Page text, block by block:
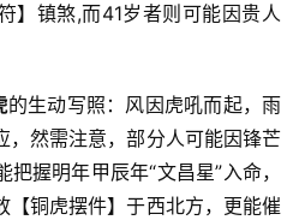
】镇煞,而41岁者则可能因贵人
的生动写照：风因虎吼而起，雨
，然需注意，部分人可能因锋芒
握明年甲辰年“文昌星”入命，
【铜虎摆件】于西北方，更能催